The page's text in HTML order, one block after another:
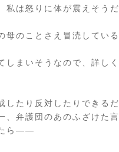
私は怒りに体が震えそうだ
のことさえ冒涜している
まいそうなので、詳しく
したり反対したりできるだ
、弁護団のあのふざけた言
たら――